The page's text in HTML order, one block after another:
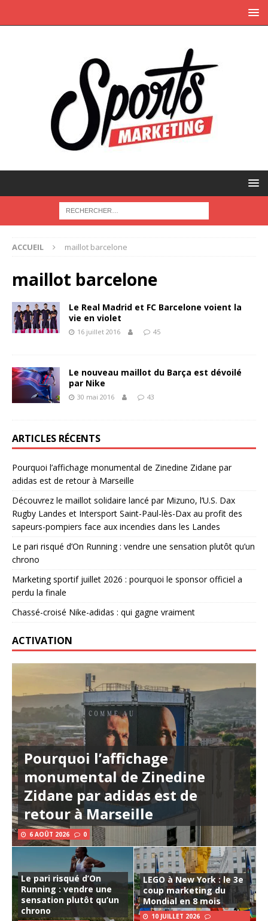
ACCUEIL maillot barcelone
maillot barcelone
Le Real Madrid et FC Barcelone voient la
vie en violet
16 juillet 2016 45
Le nouveau maillot du Barça est dévoilé
par Nike
30 mai 2016 43
ARTICLES RÉCENTS
Pourquoi l’affichage monumental de Zinedine Zidane par
adidas est de retour à Marseille
Découvrez le maillot solidaire lancé par Mizuno, l’U.S. Dax
Rugby Landes et Intersport Saint-Paul-lès-Dax au profit des
sapeurs-pompiers face aux incendies dans les Landes
Le pari risqué d’On Running : vendre une sensation plutôt qu’un
chrono
Marketing sportif juillet 2026 : pourquoi le sponsor officiel a
perdu la finale
Chassé-croisé Nike-adidas : qui gagne vraiment
ACTIVATION
Pourquoi l’affichage
monumental de Zinedine
Zidane par adidas est de
retour à Marseille
6 AOÛT 2026 0
Le pari risqué d’On
Running : vendre une
sensation plutôt qu’un
chrono
LEGO à New York : le 3e
coup marketing du
Mondial en 8 mois
10 JUILLET 2026